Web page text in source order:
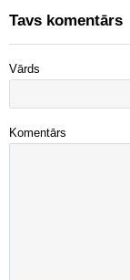
Tavs komentārs
Vārds
Komentārs